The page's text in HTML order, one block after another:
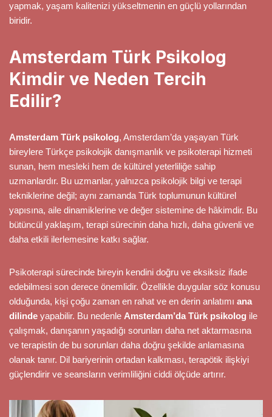
yapmak, yaşam kalitenizi yükseltmenin en güçlü yollarından
biridir.
Amsterdam Türk Psikolog
Kimdir ve Neden Tercih
Edilir?
Amsterdam Türk psikolog, Amsterdam’da yaşayan Türk
bireylere Türkçe psikolojik danışmanlık ve psikoterapi hizmeti
sunan, hem mesleki hem de kültürel yeterliliğe sahip
uzmanlardır. Bu uzmanlar, yalnızca psikolojik bilgi ve terapi
tekniklerine değil; aynı zamanda Türk toplumunun kültürel
yapısına, aile dinamiklerine ve değer sistemine de hâkimdir. Bu
bütüncül yaklaşım, terapi sürecinin daha hızlı, daha güvenli ve
daha etkili ilerlemesine katkı sağlar.
Psikoterapi sürecinde bireyin kendini doğru ve eksiksiz ifade
edebilmesi son derece önemlidir. Özellikle duygular söz konusu
olduğunda, kişi çoğu zaman en rahat ve en derin anlatımı ana
dilinde yapabilir. Bu nedenle Amsterdam’da Türk psikolog ile
çalışmak, danışanın yaşadığı sorunları daha net aktarmasına
ve terapistin de bu sorunları daha doğru şekilde anlamasına
olanak tanır. Dil bariyerinin ortadan kalkması, terapötik ilişkiyi
güçlendirir ve seansların verimliliğini ciddi ölçüde artırır.